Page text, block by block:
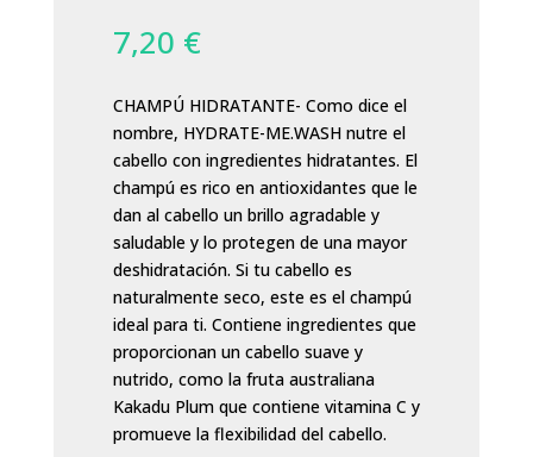
7,20 €
CHAMPÚ HIDRATANTE- Como dice el
nombre, HYDRATE-ME.WASH nutre el
cabello con ingredientes hidratantes. El
champú es rico en antioxidantes que le
dan al cabello un brillo agradable y
saludable y lo protegen de una mayor
deshidratación. Si tu cabello es
naturalmente seco, este es el champú
ideal para ti. Contiene ingredientes que
proporcionan un cabello suave y
nutrido, como la fruta australiana
Kakadu Plum que contiene vitamina C y
promueve la flexibilidad del cabello.